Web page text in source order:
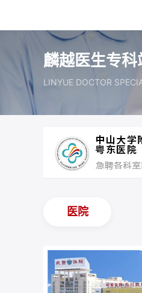
麟越医生专
LINYUE DOCTOR
医院